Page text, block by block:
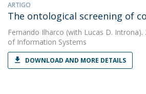
ARTIGO
The ontological screening of
Fernando Ilharco (with Lucas D. Introna).
of Information Systems
DOWNLOAD AND MORE DETAILS